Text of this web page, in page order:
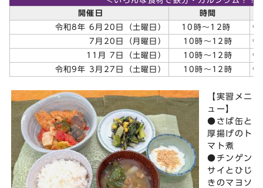
開催日
時間
令和8年 6月20日（土曜日）
10時～12時
令
7月20日（月曜日）
10時～12時
令
11月 7日（土曜日）
10時～12時
令
令和9年 3月27日（土曜日）
10時～12時 令
【実習メニ
ュー】
●さば缶と
厚揚げのト
マト煮
●チンゲン
サイとひじ
きのマヨソ